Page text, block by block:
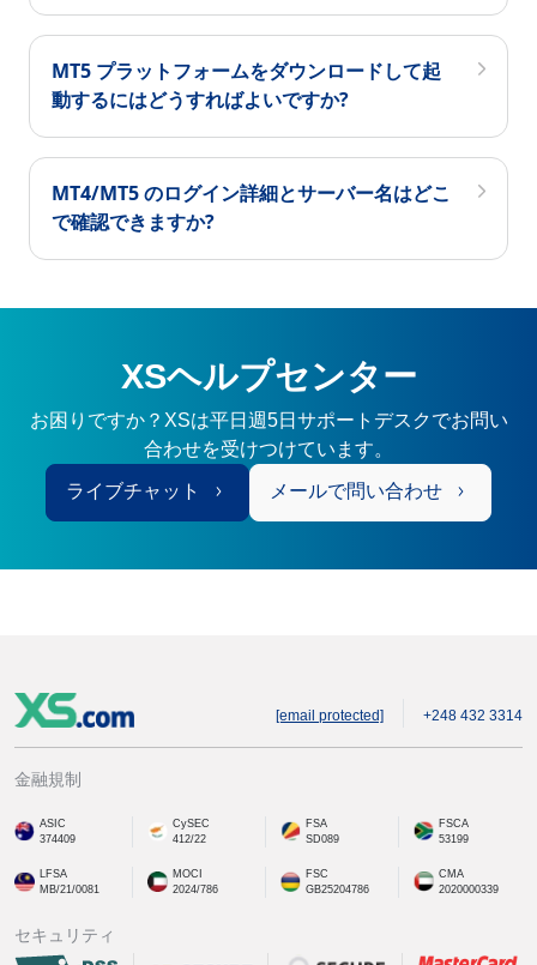
MT5 プラットフォームをダウンロードして起
動するにはどうすればよいですか?
MT4/MT5 のログイン詳細とサーバー名はどこ
で確認できますか?
XSヘルプセンター
お困りですか？XSは平日週5日サポートデスクでお問い
合わせを受けつけています。
ライブチャット メールで問い合わせ
[email protected] +248 432 3314
金融規制
ASIC
374409
CySEC
412/22
FSA
SD089
FSCA
53199
LFSA
MB/21/0081
MOCI
2024/786
FSC
GB25204786
CMA
2020000339
セキュリティ